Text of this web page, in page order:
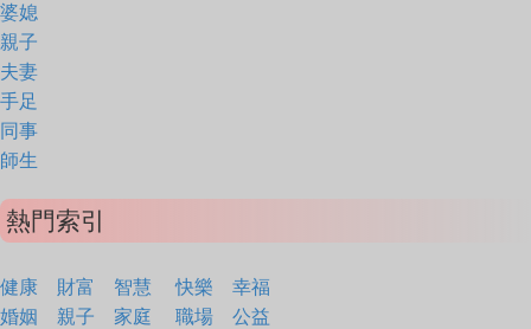
婆媳
親子
夫妻
手足
同事
師生
熱門索引
健康 財富 智慧 快樂
幸福
婚姻
親子 家庭 職場 公益